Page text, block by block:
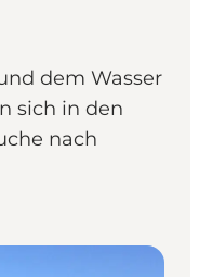
dem Wasser
sich in den
nach